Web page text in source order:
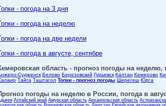
- погода на 3 дня
- погода на неделю
- погода на две недели
- погода в августе, сентябре
область - прогноз погоды на неделю,
Судженск Белово Березовский Гурьевск Калтан Кемерово
Тайга Таштагол Топки - прогноз погоды Шерегеш Юрга
погоды на неделю в России, погода в
Алтайский край Амурская область Архангельская область
область Воронежская область Дагестан Еврейская автономная